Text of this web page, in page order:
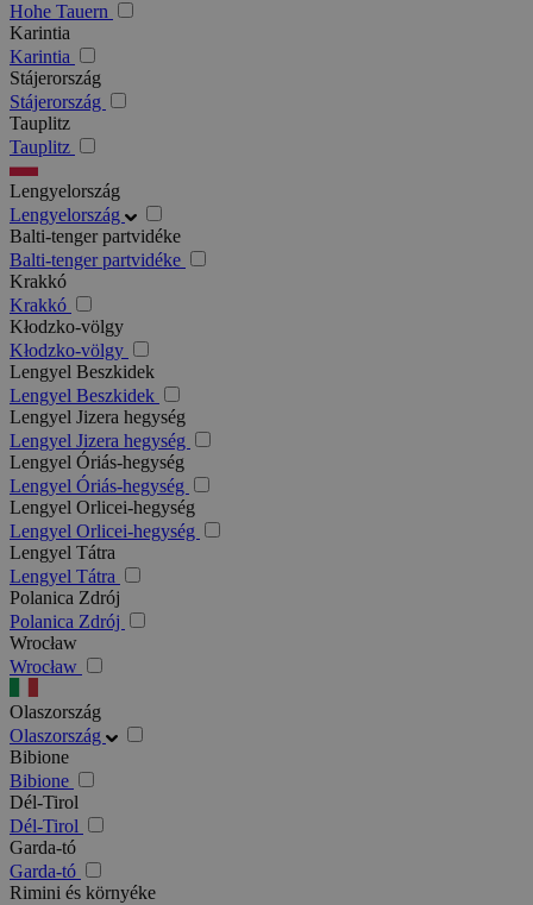
Hohe Tauern
Karintia
Karintia
Stájerország
Stájerország
Tauplitz
Tauplitz
Lengyelország
Lengyelország
Balti-tenger partvidéke
Balti-tenger partvidéke
Krakkó
Krakkó
Kłodzko-völgy
Kłodzko-völgy
Lengyel Beszkidek
Lengyel Beszkidek
Lengyel Jizera hegység
Lengyel Jizera hegység
Lengyel Óriás-hegység
Lengyel Óriás-hegység
Lengyel Orlicei-hegység
Lengyel Orlicei-hegység
Lengyel Tátra
Lengyel Tátra
Polanica Zdrój
Polanica Zdrój
Wrocław
Wrocław
Olaszország
Olaszország
Bibione
Bibione
Dél-Tirol
Dél-Tirol
Garda-tó
Garda-tó
Rimini és környéke